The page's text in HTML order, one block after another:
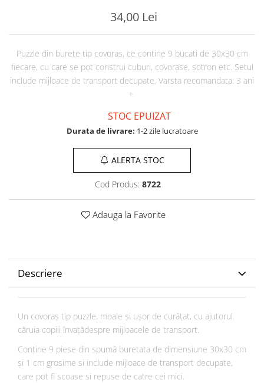
34,00 Lei
Puzzle din burete tip covoras, ce contine 9 bucati de 30x30 cm
fiecare, cu care se pot construi cuburi, covorase, sotron etc. Setul
include mijloace de transport decupate. Varsta recomandata: 3 ani
+
STOC EPUIZAT
Durata de livrare: 1-2 zile lucratoare
ALERTA STOC
Cod Produs: 8722
Adauga la Favorite
Descriere
Un covoraş tip puzzle, moale şi uşor de curăţat, cu ajutorul
căruia copiii învaţădespre mijloacele de transport.
Conţine 9 piese din spumă buretata de dimensiune 30x30 cm
şi 1 cm grosime si include mijloace de transport decupate,
care pot fi scoase si repuse de catre cei mici.